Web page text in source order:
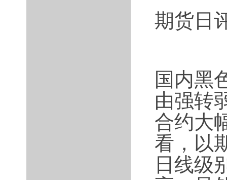
期货日
国内黑
由强转
合约大
看，以
日线级